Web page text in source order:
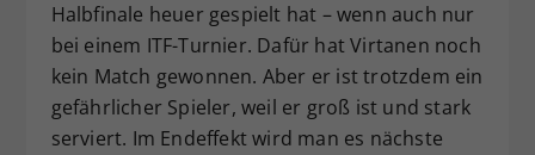
Halbfinale heuer gespielt hat – wenn auch nur
bei einem ITF-Turnier. Dafür hat Virtanen noch
kein Match gewonnen. Aber er ist trotzdem ein
gefährlicher Spieler, weil er groß ist und stark
serviert. Im Endeffekt wird man es nächste